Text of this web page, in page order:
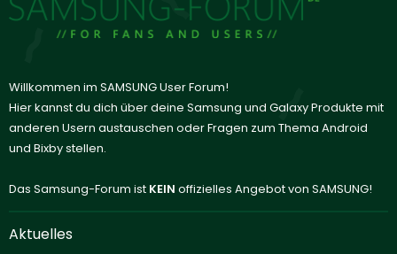
Willkommen im SAMSUNG User Forum!
Hier kannst du dich über deine Samsung und Galaxy Produkte mit
anderen Usern austauschen oder Fragen zum Thema Android
und Bixby stellen.
Das Samsung-Forum ist KEIN offizielles Angebot von SAMSUNG!
Aktuelles